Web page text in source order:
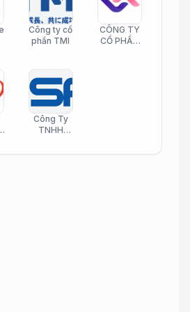
Công ty cổ
phần TMI
CÔNG TY
CỔ PHẦN
Công Ty
TNHH
Phần Mềm